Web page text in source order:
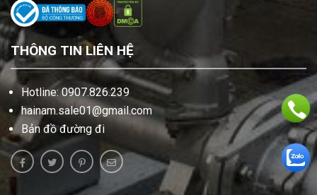
THÔNG TIN LIÊN HỆ
Hotline: 0907.826.239
hainam.sale01@gmail.com
Bản đồ đường đi